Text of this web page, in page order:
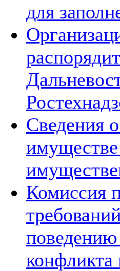
для
Сведения
имуществе
Комиссия
конфликта